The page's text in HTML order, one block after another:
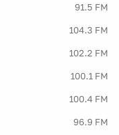
91.5 FM
104.3 FM
102.2 FM
100.1 FM
100.4 FM
96.9 FM